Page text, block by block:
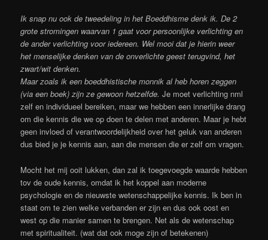
Ik snap nu ook de tweedeling in het Boeddhisme denk ik. De 2
grote stromingen waarvan 1 gaat voor persoonlijke verlichting en
de ander verlichting voor iedereen. Wel mooi dat je hierin weer
het menselijke denken van de onverlichte geest terugvind, het
zwart/wit denken.
Maar zoals ik een boeddhistische monnik al heb horen zeggen
(via een boek) zijn ze gewoon hetzelfde. Je moet verlichting nml
zelf en individueel bereiken, maar we hebben een innerlijke drang
om die kennis die we op doen te delen met anderen. Maar je hebt
geen invloed of verantwoordelijkheid over het geluk van anderen
dus bied je je kennis aan, aan die mensen die er zelf om vragen.
Mocht het mij ooit lukken, dan zal ik toegevoegde waarde hebben
tov de oude kennis, omdat ik het koppel aan moderne
psychologie en de nieuwste wetenschappelijke kennis. Ik ben in
staat om te zien welke verbanden er zijn en dus ook oost en
west op die manier samen te brengen. Net als de wetenschap
met spiritualiteit. (wat dat ook moge zijn of betekenen)